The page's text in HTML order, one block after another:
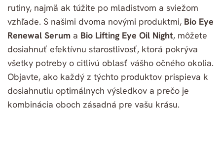
rutiny, najmä ak túžite po mladistvom a sviežom
vzhľade. S našimi dvoma novými produktmi, Bio Eye
Renewal Serum a Bio Lifting Eye Oil Night, môžete
dosiahnuť efektívnu starostlivosť, ktorá pokrýva
všetky potreby o citlivú oblasť vášho očného okolia.
Objavte, ako každý z týchto produktov prispieva k
dosiahnutiu optimálnych výsledkov a prečo je
kombinácia oboch zásadná pre vašu krásu.